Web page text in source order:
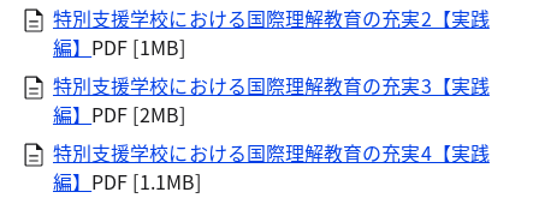
特別支援学校における国際理解教育の充実2【実践
編】 PDF [1MB]
特別支援学校における国際理解教育の充実3【実践
編】 PDF [2MB]
特別支援学校における国際理解教育の充実4【実践
編】 PDF [1.1MB]